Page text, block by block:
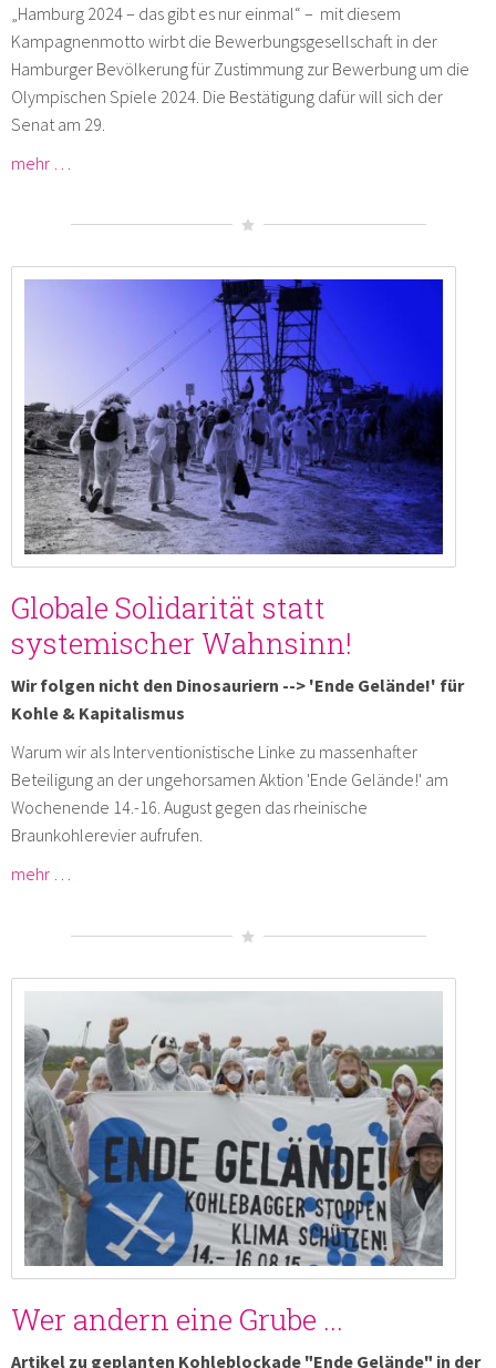
„Hamburg 2024 – das gibt es nur einmal“ – mit diesem
Kampagnenmotto wirbt die Bewerbungsgesellschaft in der
Hamburger Bevölkerung für Zustimmung zur Bewerbung um die
Olympischen Spiele 2024. Die Bestätigung dafür will sich der
Senat am 29.
mehr …
Globale Solidarität statt
systemischer Wahnsinn!
Wir folgen nicht den Dinosauriern --> 'Ende Gelände!' für
Kohle & Kapitalismus
Warum wir als Interventionistische Linke zu massenhafter
Beteiligung an der ungehorsamen Aktion 'Ende Gelände!' am
Wochenende 14.-16. August gegen das rheinische
Braunkohlerevier aufrufen.
mehr …
Wer andern eine Grube ...
Artikel zu geplanten Kohleblockade "Ende Gelände" in der